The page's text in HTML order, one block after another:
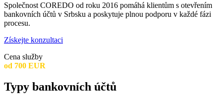
Společnost COREDO od roku 2016 pomáhá klientům s otevřením
bankovních účtů v Srbsku a poskytuje plnou podporu v každé fázi
procesu.
Získejte konzultaci
Cena služby
od 700 EUR
Typy bankovních účtů